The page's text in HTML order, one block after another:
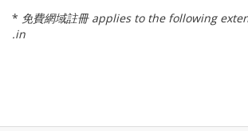
* 免費網域註冊 applies to the following
.in